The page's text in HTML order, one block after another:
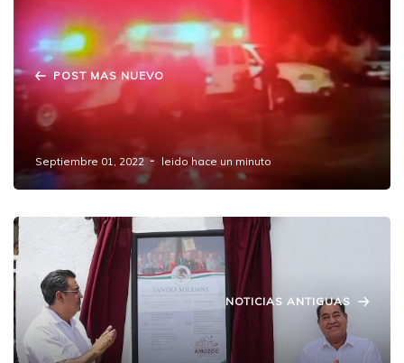
POST MAS NUEVO
Reportan balacera la noche de este
miércoles en Amozoc
Septiembre 01, 2022 leido hace un minuto
NOTICIAS ANTIGUAS
Coloca Gobierno de Amozoc Bando
Solemne de Fiestas Patrias 2022